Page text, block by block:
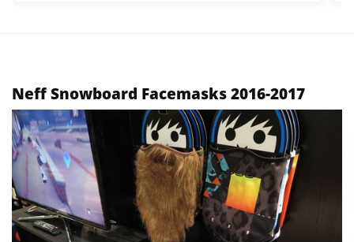
Neff Snowboard Facemasks 2016-2017